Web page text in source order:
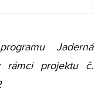
Jaderná
rámci projektu č.